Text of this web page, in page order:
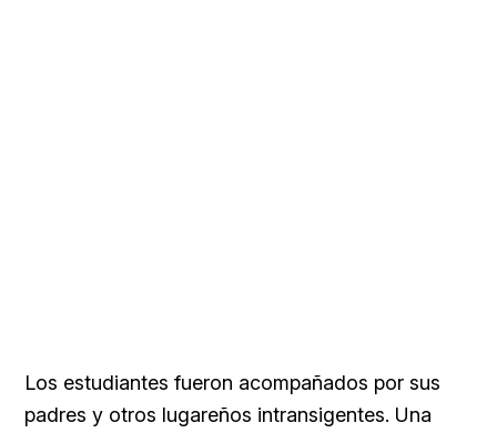
Los estudiantes fueron acompañados por sus
padres y otros lugareños intransigentes. Una